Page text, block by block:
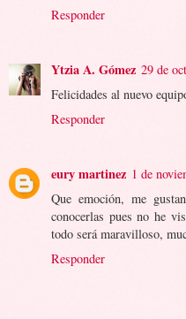
Responder
Ytzia A. Gómez 29 de
Felicidades al nuevo
Responder
eury martinez 1 de
Que emoción, me
conocerlas pues no he
todo será maravilloso,
Responder